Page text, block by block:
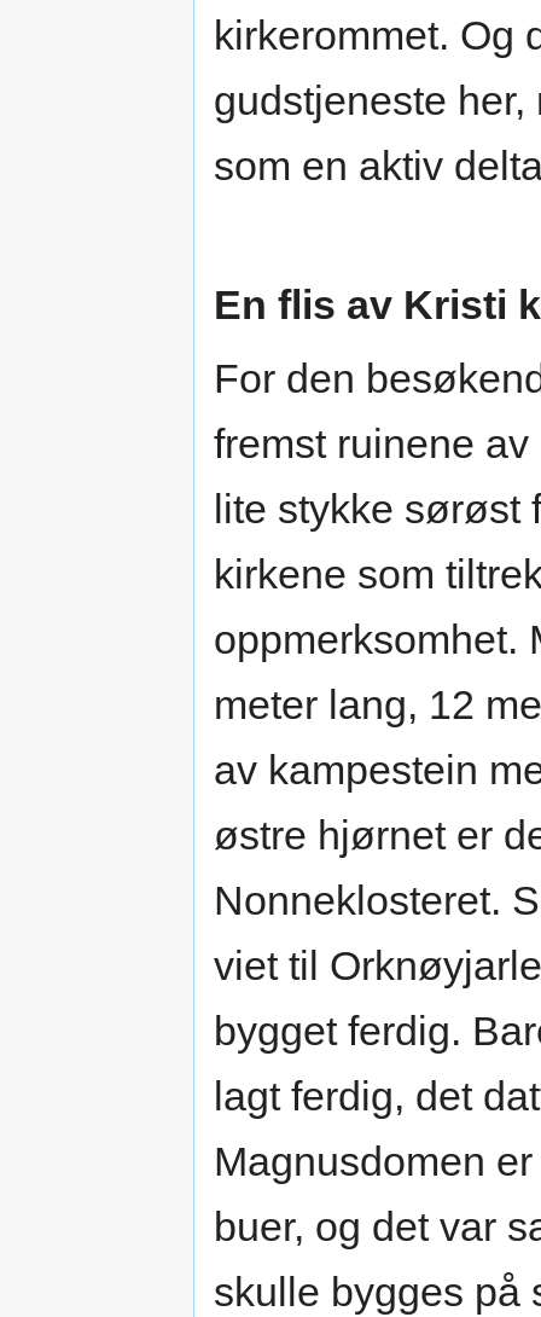
kirkerommet. Og
gudstjeneste
som en aktiv
En flis av Kristi
For den
fremst ruinene
lite stykke sørøst
kirkene som
oppmerksomhet.
meter lang, 12
av kampestein
østre hjørnet er
Nonneklosteret.
viet til
bygget ferdig.
lagt ferdig, det
Magnusdomen
buer, og det var
skulle bygges på